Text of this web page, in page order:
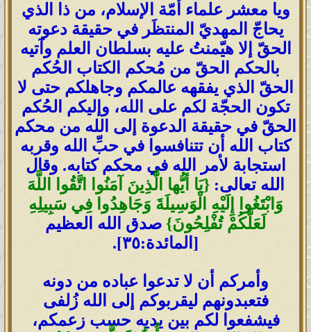
ويا معشر علماء أمّة الإسلام، من ذا الذي
يحاجّ المهديّ المنتظَر في حقيقة دعوته
الحقّ إلا هيّمنتُ عليه بسلطان العلم وآتيه
بالحكم الحقّ من مُحكم الكتاب الحُكم
الحقّ الذي يفقهه عالمكم وجاهلكم حتى لا
تكون الحجّة لكم على الله، وإليكم الحُكم
الحقّ في حقيقة الدعوة إلى الله من محكم
كتاب الله أن تتنافسوا في حبِّ الله وقربه
استجابة لأمر الله في محكم كتابه. وقال
الله تعالى:{يَا أيُّها الَّذِينَ آمَنُوا اتَّقُوا اللَّهَ
وَابْتَغُوا إِلَيْهِ الْوَسِيلَةَ وَجَاهِدُوا فِي سَبِيلِهِ
لَعَلَّكُمْ تُفْلِحُونَ} صدق الله العظيم
[المائدة:٣٥].
وأمركم أن لا تدعوا عباده من دونه
فتعبدونهم ليقربوكم إلى الله زُلفى
فيشفعوا لكم بين يديه حسب زعمكم،